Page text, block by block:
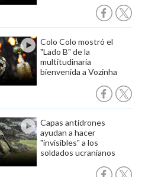
Colo Colo mostró el
"Lado B" de la
multitudinaria
bienvenida a Vozinha
Capas antidrones
ayudan a hacer
"invisibles" a los
soldados ucranianos